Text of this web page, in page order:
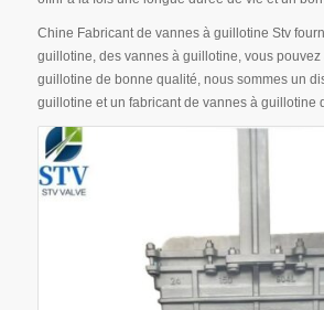
Chine Fabricant de vannes à guillotine Stv
guillotine, des vannes à guillotine, vous
guillotine de bonne qualité, nous sommes un
guillotine et un fabricant de vannes à guillotine